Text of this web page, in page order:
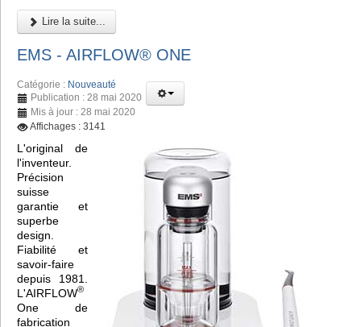
Lire la suite...
EMS - AIRFLOW® ONE
Catégorie : Nouveauté
Publication : 28 mai 2020
Mis à jour : 28 mai 2020
Affichages : 3141
L'original de
l'inventeur.
Précision
suisse
garantie et
superbe
design.
Fiabilité et
savoir-faire
depuis 1981.
L'AIRFLOW®
One de
fabrication